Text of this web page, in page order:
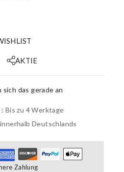
AKTIE
das gerade an
Bis zu 4 Werktage
innerhalb Deutschlands
Zahlung